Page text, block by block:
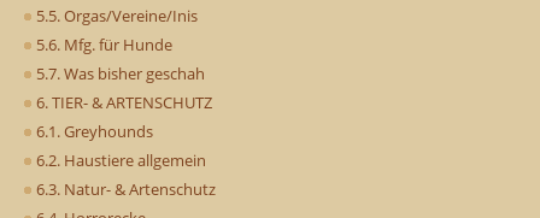
5.5. Orgas/Vereine/Inis
5.6. Mfg. für Hunde
5.7. Was bisher geschah
6. TIER- & ARTENSCHUTZ
6.1. Greyhounds
6.2. Haustiere allgemein
6.3. Natur- & Artenschutz